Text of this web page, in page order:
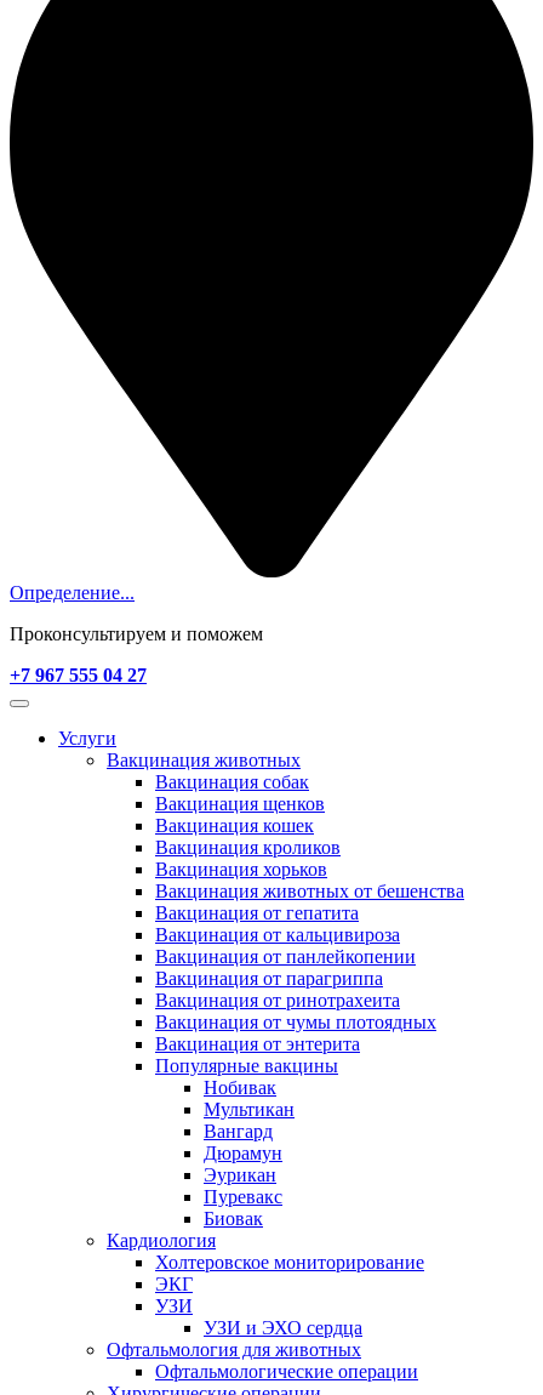
Определение...
Проконсультируем и поможем
+7 967 555 04 27
Услуги
Вакцинация животных
Вакцинация собак
Вакцинация щенков
Вакцинация кошек
Вакцинация кроликов
Вакцинация хорьков
Вакцинация животных от бешенства
Вакцинация от гепатита
Вакцинация от кальцивироза
Вакцинация от панлейкопении
Вакцинация от парагриппа
Вакцинация от ринотрахеита
Вакцинация от чумы плотоядных
Вакцинация от энтерита
Популярные вакцины
Нобивак
Мультикан
Вангард
Дюрамун
Эурикан
Пуревакс
Биовак
Кардиология
Холтеровское мониторирование
ЭКГ
УЗИ
УЗИ и ЭХО сердца
Офтальмология для животных
Офтальмологические операции